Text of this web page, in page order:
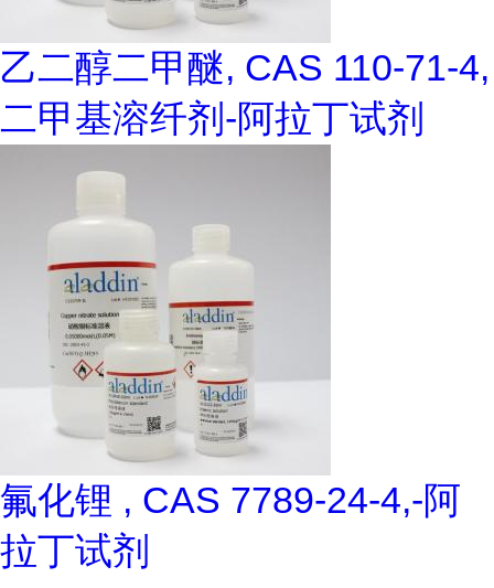
乙二醇二甲醚, CAS 110-71-4,
二甲基溶纤剂-阿拉丁试剂
氟化锂 , CAS 7789-24-4,-阿
拉丁试剂